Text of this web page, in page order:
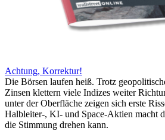
Achtung, Korrektur!
Die Börsen laufen heiß. Trotz
Zinsen klettern viele Indizes weiter
unter der Oberfläche zeigen sich erste
Halbleiter-, KI- und Space-Aktien macht
die Stimmung drehen kann.